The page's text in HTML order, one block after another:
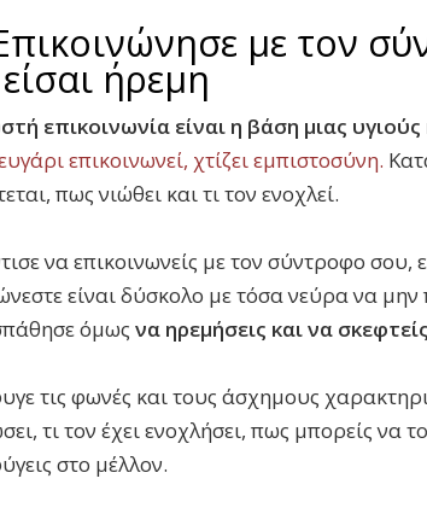
με τον
ήρεμη
επικοινωνία είναι η βάση μιας
επικοινωνεί, χτίζει εμπιστοσύνη.
πως νιώθει και τι τον ενοχλεί.
να επικοινωνείς με τον σύντροφο σου,
είναι δύσκολο με τόσα νεύρα να
όμως να ηρεμήσεις και να
τις φωνές και τους άσχημους
τι τον έχει ενοχλήσει, πως μπορείς να
στο μέλλον.